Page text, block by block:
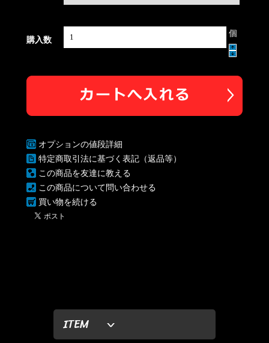
ITEM
購入数
個
オプションの値段詳細
特定商取引法に基づく表記（返品等）
この商品を友達に教える
この商品について問い合わせる
買い物を続ける